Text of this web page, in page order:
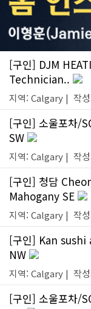
[구인] DJM
Technician..
지역: Calgary | 작
[구인] 소울포차/
SW
지역: Calgary | 작
[구인] 청담
Mahogany SE
지역: Calgary | 작
[구인] Kan
NW
지역: Calgary | 작
[구인] 소울포차/